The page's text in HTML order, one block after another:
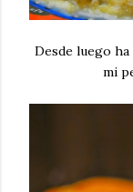
Desde luego
mi